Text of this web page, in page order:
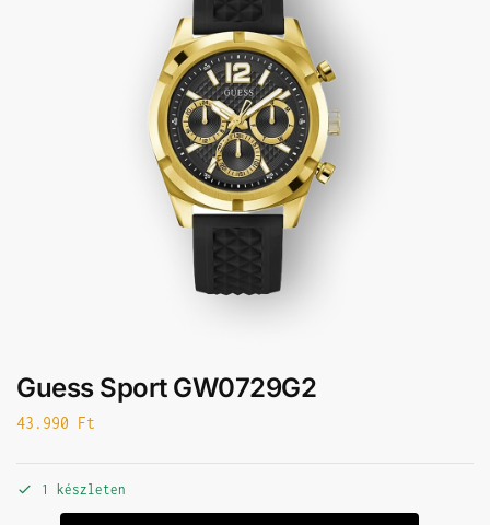
Guess Sport GW0729G2
43.990 Ft
1 készleten